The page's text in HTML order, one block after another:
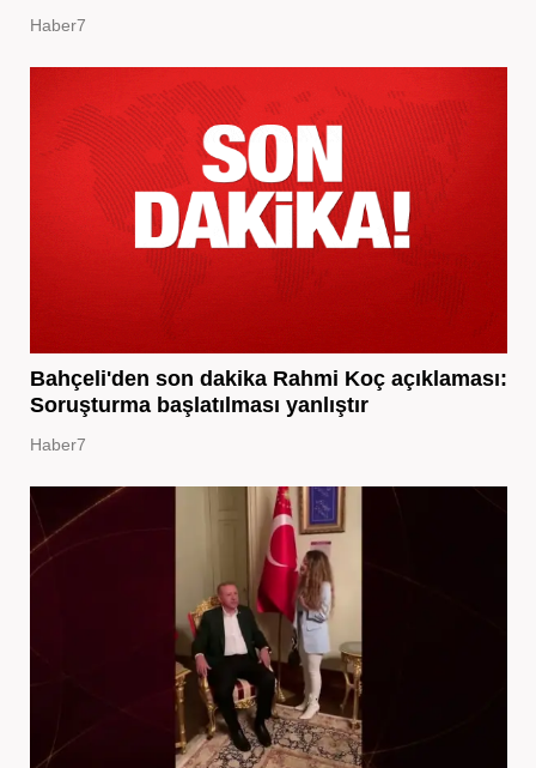
Haber7
Bahçeli'den son dakika Rahmi Koç açıklaması:
Soruşturma başlatılması yanlıştır
Haber7